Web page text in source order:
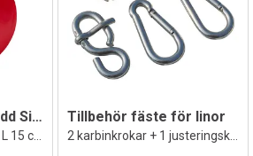
Tillbehör Fjäderskydd Simlina Röd Tillbehör fäste för linor
2 karbinkrokar + 1 justeringsklämma